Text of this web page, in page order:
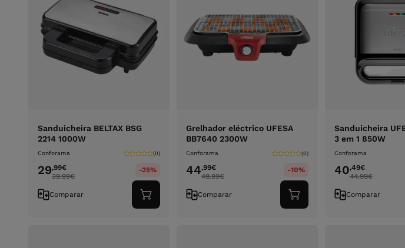
Sanduicheira BELTAX BSG
2214 1000W
Conforama (0)
29,99€
39.99€
-25%
Comparar
Adicionar
ao
Grelhador eléctrico UFESA
BB7640 2300W
Conforama (0)
44,99€
49.99€
-10%
Comparar
Adicionar
ao
Sanduicheira
3 em 1 850W
Conforama
40,49€
44.99€
Comparar